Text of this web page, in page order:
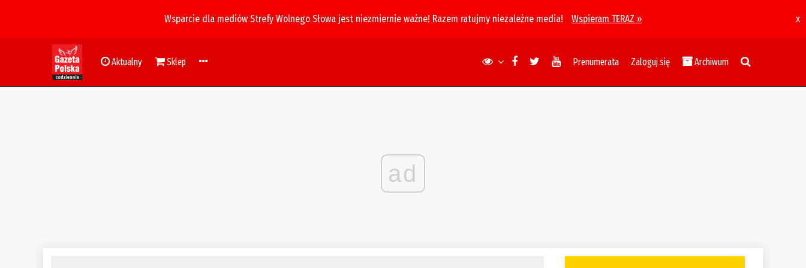
Wsparcie dla mediów Strefy Wolnego Słowa jest niezmiernie ważne! Razem ratujmy niezależne media! Wspieram TERAZ » x
Aktualny Sklep Prenumerata Zaloguj się Archiwum
ad